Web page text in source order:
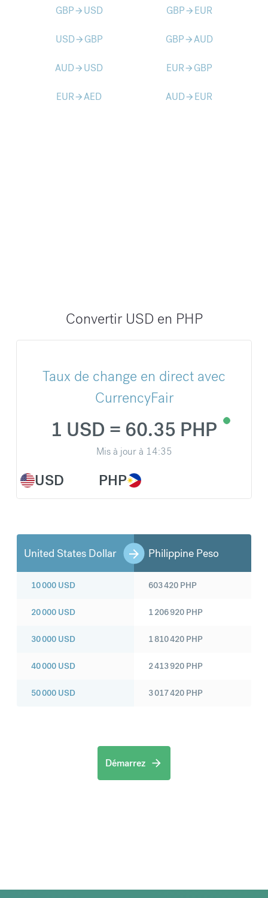
GBParrow_forward USD GBParrow_forward EUR
USDarrow_forward GBP GBParrow_forwardAUD
AUDarrow_forward USD EURarrow_forward GBP
EURarrow_forwardAED AUDarrow_forward EUR
Convertir USD en PHP
Taux de change en direct avec
CurrencyFair
USD
1 USD = 60.35 PHP
Mis à jour à 14:35
PHP
United States Dollar Philippine Peso
10 000 USD
20 000 USD
30 000 USD
40 000 USD
50 000 USD
603 420 PHP
1 206 920 PHP
1 810 420 PHP
2 413 920 PHP
3 017 420 PHP
Démarrez